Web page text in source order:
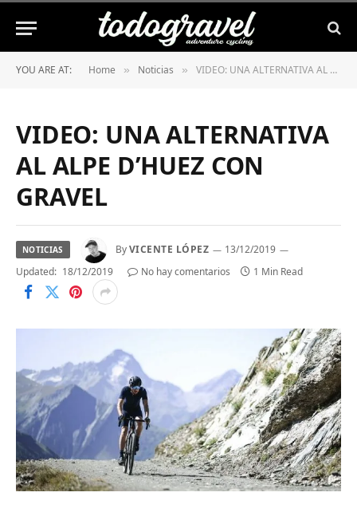
YOU ARE AT: Home » Noticias » VIDEO: UNA ALTERNATIVA AL ALPE D’HUEZ CON GRAVEL
VIDEO: UNA ALTERNATIVA
AL ALPE D’HUEZ CON
GRAVEL
NOTICIAS ByVICENTE LÓPEZ
13/12/2019
Updated: 18/12/2019 No hay comentarios 1 Min Read